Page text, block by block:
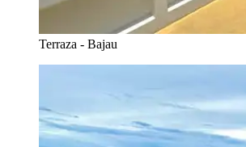
Terraza - Bajau